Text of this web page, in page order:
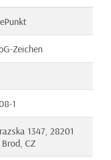
Zeichen
1
1347, 28201
CZ